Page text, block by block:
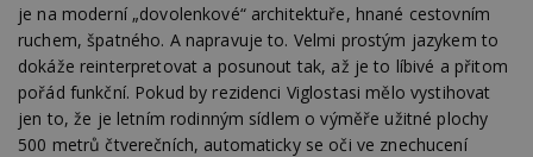
je na moderní „dovolenkové“ architektuře, hnané cestovním
ruchem, špatného. A napravuje to. Velmi prostým jazykem to
dokáže reinterpretovat a posunout tak, až je to líbivé a přitom
pořád funkční. Pokud by rezidenci Viglostasi mělo vystihovat
jen to, že je letním rodinným sídlem o výměře užitné plochy
500 metrů čtverečních, automaticky se oči ve znechucení